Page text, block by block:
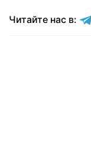
Читайте нас в: